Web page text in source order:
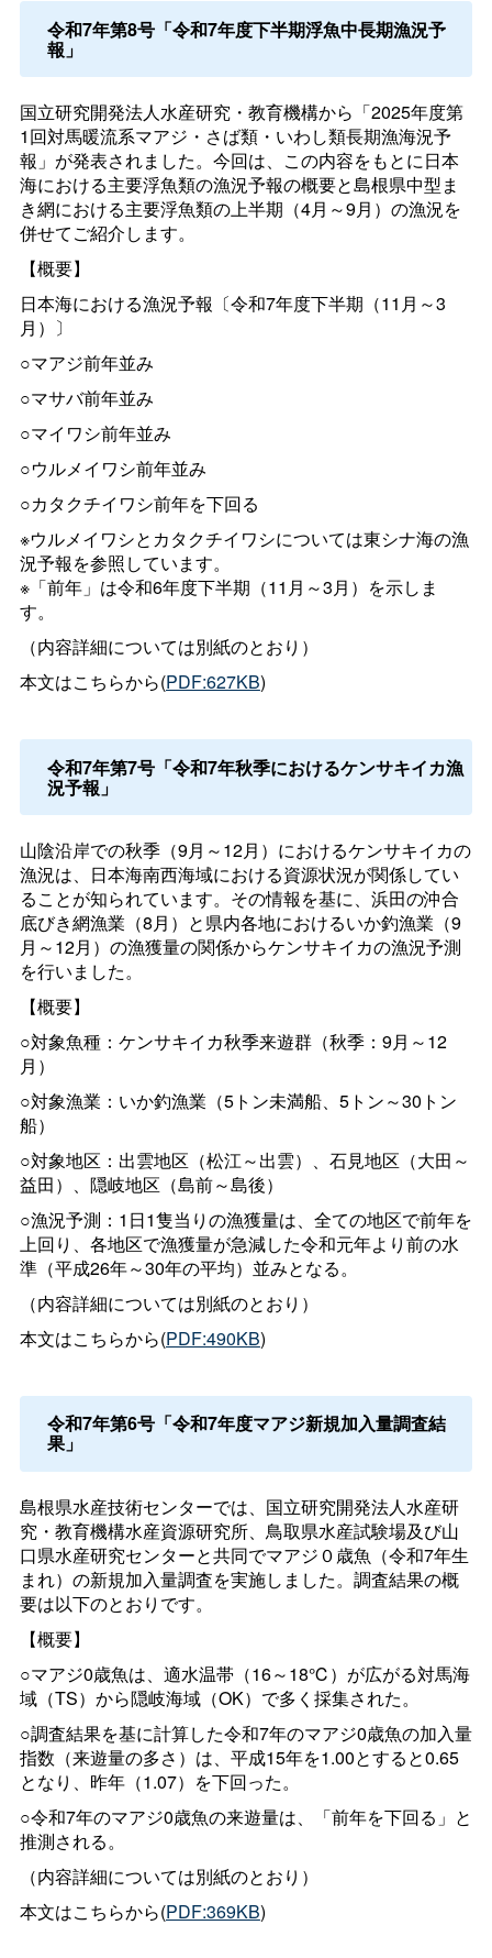
令和7年第8号「令和7年度下半期浮魚中長期漁況予
報」
国立研究開発法人水産研究・教育機構から「2025年度第
1回対馬暖流系マアジ・さば類・いわし類長期漁海況予
報」が発表されました。今回は、この内容をもとに日本
海における主要浮魚類の漁況予報の概要と島根県中型ま
き網における主要浮魚類の上半期（4月～9月）の漁況を
併せてご紹介します。
【概要】
日本海における漁況予報〔令和7年度下半期（11月～3
月）〕
○マアジ前年並み
○マサバ前年並み
○マイワシ前年並み
○ウルメイワシ前年並み
○カタクチイワシ前年を下回る
※ウルメイワシとカタクチイワシについては東シナ海の漁
況予報を参照しています。
※「前年」は令和6年度下半期（11月～3月）を示しま
す。
（内容詳細については別紙のとおり）
本文はこちらから(PDF:627KB)
令和7年第7号「令和7年秋季におけるケンサキイカ漁
況予報」
山陰沿岸での秋季（9月～12月）におけるケンサキイカの
漁況は、日本海南西海域における資源状況が関係してい
ることが知られています。その情報を基に、浜田の沖合
底びき網漁業（8月）と県内各地におけるいか釣漁業（9
月～12月）の漁獲量の関係からケンサキイカの漁況予測
を行いました。
【概要】
○対象魚種：ケンサキイカ秋季来遊群（秋季：9月～12
月）
○対象漁業：いか釣漁業（5トン未満船、5トン～30トン
船）
○対象地区：出雲地区（松江～出雲）、石見地区（大田～
益田）、隠岐地区（島前～島後）
○漁況予測：1日1隻当りの漁獲量は、全ての地区で前年を
上回り、各地区で漁獲量が急減した令和元年より前の水
準（平成26年～30年の平均）並みとなる。
（内容詳細については別紙のとおり）
本文はこちらから(PDF:490KB)
令和7年第6号「令和7年度マアジ新規加入量調査結
果」
島根県水産技術センターでは、国立研究開発法人水産研
究・教育機構水産資源研究所、鳥取県水産試験場及び山
口県水産研究センターと共同でマアジ０歳魚（令和7年生
まれ）の新規加入量調査を実施しました。調査結果の概
要は以下のとおりです。
【概要】
○マアジ0歳魚は、適水温帯（16～18℃）が広がる対馬海
域（TS）から隠岐海域（OK）で多く採集された。
○調査結果を基に計算した令和7年のマアジ0歳魚の加入量
指数（来遊量の多さ）は、平成15年を1.00とすると0.65
となり、昨年（1.07）を下回った。
○令和7年のマアジ0歳魚の来遊量は、「前年を下回る」と
推測される。
（内容詳細については別紙のとおり）
本文はこちらから(PDF:369KB)